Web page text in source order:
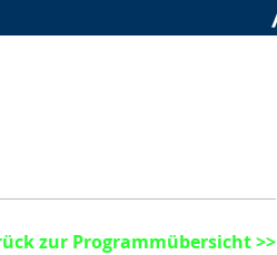
zur Programmübersicht >>